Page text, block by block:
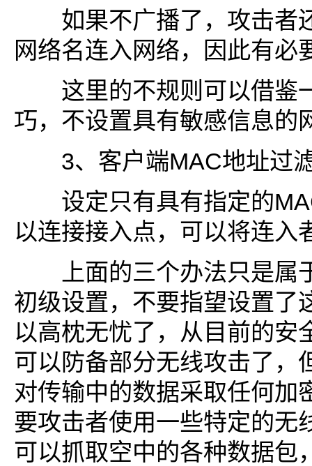
如果不广播了，攻击者
网络名连入网络，因此有必
这里的不规则可以借鉴
巧，不设置具有敏感信息的
3、客户端MAC地址过
设定只有具有指定的
以连接接入点，可以将连入
上面的三个办法只是属
初级设置，不要指望设置了
以高枕无忧了，从目前的安
可以防备部分无线攻击了，
对传输中的数据采取任何加
要攻击者使用一些特定的无
可以抓取空中的各种数据包